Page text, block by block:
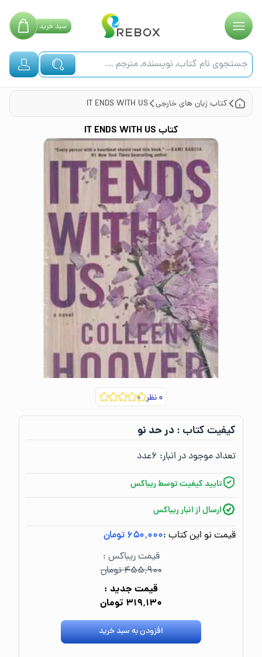
سبدخرید
کتاب زبان های خارجی IT ENDS WITH US
کتاب IT ENDS WITH US
۰نظر
کیفیت کتاب :‌در حد نو
تعداد موجود در انبار:‌ ۶عدد
تایید کیفیت توسط ریباکس
ارسال از انبار ریباکس
قیمت نو این کتاب :۶۵۰٬۰۰۰ تومان
قیمت ریباکس :
۴۵۵٬۹۰۰ تومان
قیمت جدید :
۳۱۹٬۱۳۰ تومان
افزودن به سبد خرید